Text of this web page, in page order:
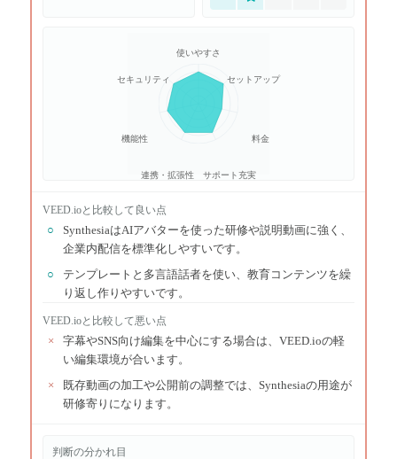
使いやすさ
セットアップ
料金
サポート充実
連携・拡張性
機能性
セキュリティ
VEED.ioと比較して良い点
○
SynthesiaはAIアバターを使った研修や説明動画に強く、
企業内配信を標準化しやすいです。
○
テンプレートと多言語話者を使い、教育コンテンツを繰
り返し作りやすいです。
VEED.ioと比較して悪い点
×
字幕やSNS向け編集を中心にする場合は、VEED.ioの軽
い編集環境が合います。
×
既存動画の加工や公開前の調整では、Synthesiaの用途が
研修寄りになります。
判断の分かれ目